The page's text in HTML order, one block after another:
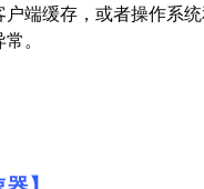
户端缓存，或者操作系
。